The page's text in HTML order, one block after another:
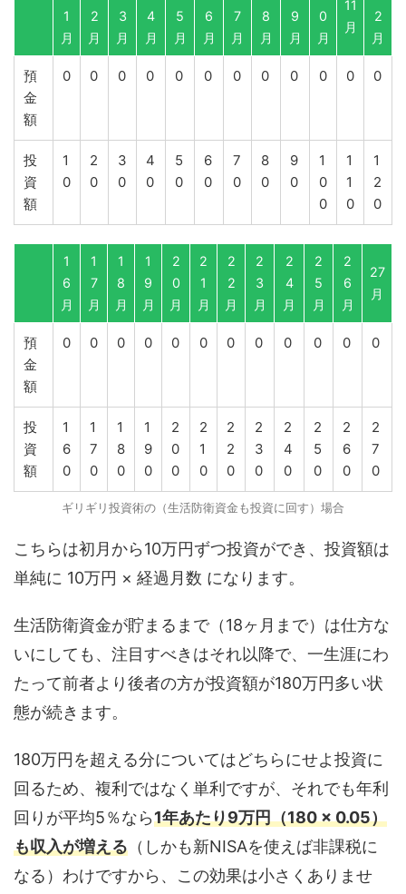
1
月
2
月
3
月
4
月
5
月
6
月
7
月
8
月
9
月
0
月
11
月
2
月
預
金
額
0 0 0 0 0 0 0 0 0 0 0 0
投
資
額
1
0
2
0
3
0
4
0
5
0
6
0
7
0
8
0
9
0
1
0
0
1
1
0
1
2
0
1
6
月
1
7
月
1
8
月
1
9
月
2
0
月
2
1
月
2
2
月
2
3
月
2
4
月
2
5
月
2
6
月
27
月
預
金
額
0 0 0 0 0 0 0 0 0 0 0 0
投
資
額
1
6
0
1
7
0
1
8
0
1
9
0
2
0
0
2
1
0
2
2
0
2
3
0
2
4
0
2
5
0
2
6
0
2
7
0
ギリギリ投資術の（生活防衛資金も投資に回す）場合
こちらは初月から10万円ずつ投資ができ、投資額は
単純に 10万円 × 経過月数 になります。
生活防衛資金が貯まるまで（18ヶ月まで）は仕方な
いにしても、注目すべきはそれ以降で、一生涯にわ
たって前者より後者の方が投資額が180万円多い状
態が続きます。
180万円を超える分についてはどちらにせよ投資に
回るため、複利ではなく単利ですが、それでも年利
回りが平均5％なら1年あたり9万円（180 × 0.05）
も収入が増える （しかも新NISAを使えば非課税に
なる）わけですから、この効果は小さくありませ